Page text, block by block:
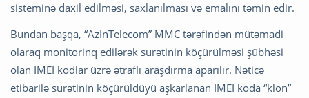
sisteminə daxil edilməsi, saxlanılması və emalını təmin edir.
Bundan başqa, “AzInTelecom” MMC tərəfindən mütəmadi
olaraq monitorinq edilərək surətinin köçürülməsi şübhəsi
olan IMEI kodlar üzrə ətraflı araşdırma aparılır. Nəticə
etibarilə surətinin köçürüldüyü aşkarlanan IMEI koda “klon”